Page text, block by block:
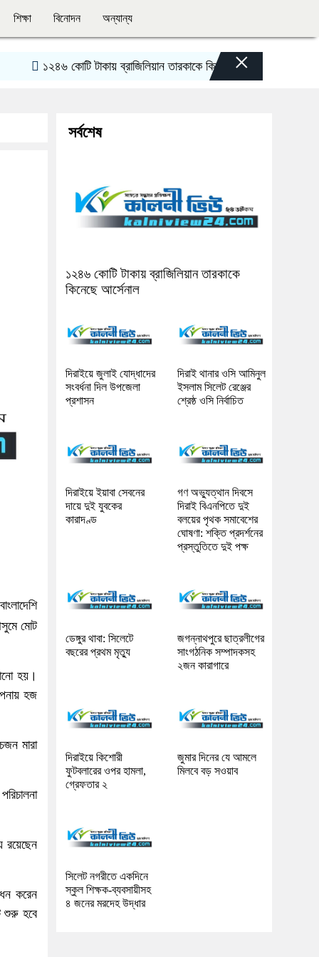
শিক্ষা বিনোদন অন্যান্য
১২৪৬ কোটি টাকায় ব্রাজিলিয়ান তারকাকে কিনেছে আর্সেনাল
×
মোট
হয়।
হজ
মারা
রয়েছেন
করেন
শুরু হবে
সর্বশেষ
১২৪৬ কোটি টাকায় ব্রাজিলিয়ান তারকাকে
কিনেছে আর্সেনাল
দিরাইয়ে জুলাই যোদ্ধাদের
সংবর্ধনা দিল উপজেলা
প্রশাসন
দিরাই থানার ওসি আমিনুল
ইসলাম সিলেট রেঞ্জের
শ্রেষ্ঠ ওসি নির্বাচিত
দিরাইয়ে ইয়াবা সেবনের
দায়ে দুই যুবকের
কারাদণ্ড
গণ অভ্যুত্থান দিবসে
দিরাই বিএনপিতে দুই
বলয়ের পৃথক সমাবেশের
ঘোষণা: শক্তি প্রদর্শনের
প্রস্তুতিতে দুই পক্ষ
ডেঙ্গুর থাবা: সিলেটে
বছরের প্রথম মৃত্যু
জগন্নাথপুরে ছাত্রলীগের
সাংগঠনিক সম্পাদকসহ
২জন কারাগারে
দিরাইয়ে কিশোরী
ফুটবলারের ওপর হামলা,
গ্রেফতার ২
জুমার দিনের যে আমলে
মিলবে বড় সওয়াব
সিলেট নগরীতে একদিনে
স্কুল শিক্ষক-ব্যবসায়ীসহ
৪ জনের মরদেহ উদ্ধার